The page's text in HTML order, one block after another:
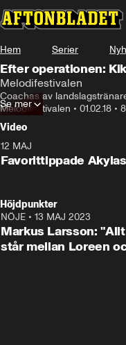
Hem Serier
Efter operationen:
Melodifestivalen
Coachas av
Melodifestivalen • 01.02.18 •
Se mer
Video
12 MAJ
Favorittippade
Höjdpunkter
NÖJE • 13 MAJ 2023
Markus Larsson:
står mellan Loreen